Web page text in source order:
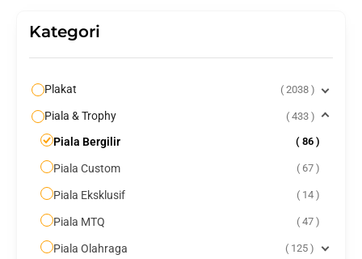
Kategori
Plakat 2038
Piala & Trophy 433
Piala Bergilir 86
Piala Custom 67
Piala Eksklusif 14
Piala MTQ 47
Piala Olahraga 125